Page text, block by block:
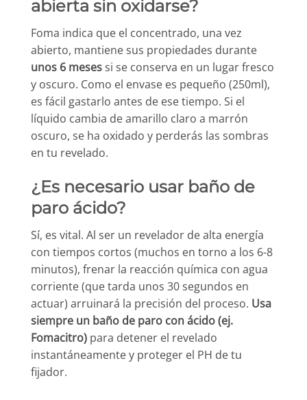
abierta sin oxidarse?
Foma indica que el concentrado, una vez
abierto, mantiene sus propiedades durante
unos 6 mesessi se conserva en un lugar fresco
y oscuro. Como el envase es pequeño (250ml),
es fácil gastarlo antes de ese tiempo. Si el
líquido cambia de amarillo claro a marrón
oscuro, se ha oxidado y perderás las sombras
en tu revelado.
¿Es necesario usar baño de
paro ácido?
Sí, es vital. Al ser un revelador de alta energía
con tiempos cortos (muchos en torno a los 6-8
minutos), frenar la reacción química con agua
corriente (que tarda unos 30 segundos en
actuar) arruinará la precisión del proceso. Usa
siempre un baño de paro con ácido (ej.
Fomacitro) para detener el revelado
instantáneamente y proteger el PH de tu
fijador.